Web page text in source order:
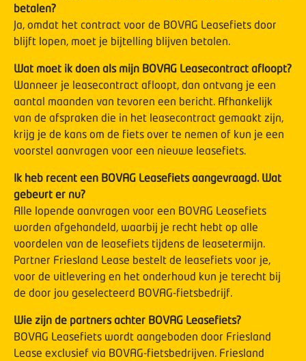
betalen?
Ja, omdat het contract voor de BOVAG Leasefiets door
blijft lopen, moet je bijtelling blijven betalen.
Wat moet ik doen als mijn BOVAG Leasecontract afloopt?
Wanneer je leasecontract afloopt, dan ontvang je een
aantal maanden van tevoren een bericht. Afhankelijk
van de afspraken die in het leasecontract gemaakt zijn,
krijg je de kans om de fiets over te nemen of kun je een
voorstel aanvragen voor een nieuwe leasefiets.
Ik heb recent een BOVAG Leasefiets aangevraagd. Wat
gebeurt er nu?
Alle lopende aanvragen voor een BOVAG Leasefiets
worden afgehandeld, waarbij je recht hebt op alle
voordelen van de leasefiets tijdens de leasetermijn.
Partner Friesland Lease bestelt de leasefiets voor je,
voor de uitlevering en het onderhoud kun je terecht bij
de door jou geselecteerd BOVAG-fietsbedrijf.
Wie zijn de partners achter BOVAG Leasefiets?
BOVAG Leasefiets wordt aangeboden door Friesland
Lease exclusief via BOVAG-fietsbedrijven. Friesland